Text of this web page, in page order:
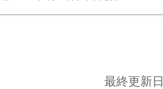
最終更新日